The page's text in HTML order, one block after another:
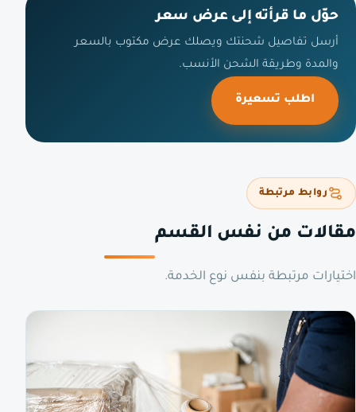
حوّل ما قرأته إلى عرض سعر
أرسل تفاصيل شحنتك ويصلك عرض مكتوب بالسعر
والمدة وطريقة الشحن الأنسب.
اطلب تسعيرة
روابط مرتبطة
مقالات من نفس القسم
اختيارات مرتبطة بنفس نوع الخدمة.